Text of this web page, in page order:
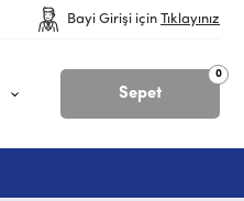
Bayi Girişi için Tıklayınız
Sepet
0